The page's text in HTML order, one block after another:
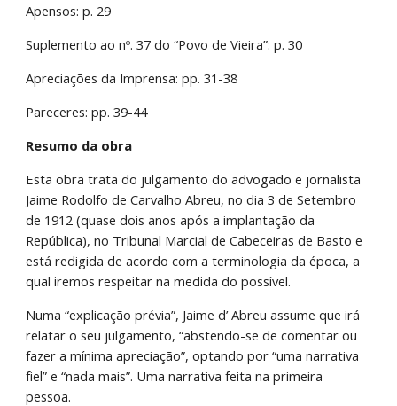
Apensos: p. 29
Suplemento ao nº. 37 do “Povo de Vieira”: p. 30
Apreciações da Imprensa: pp. 31-38
Pareceres: pp. 39-44
Resumo da obra
Esta obra trata do julgamento do advogado e jornalista
Jaime Rodolfo de Carvalho Abreu, no dia 3 de Setembro
de 1912 (quase dois anos após a implantação da
República), no Tribunal Marcial de Cabeceiras de Basto e
está redigida de acordo com a terminologia da época, a
qual iremos respeitar na medida do possível.
Numa “explicação prévia”, Jaime d’ Abreu assume que irá
relatar o seu julgamento, “abstendo-se de comentar ou
fazer a mínima apreciação”, optando por “uma narrativa
fiel” e “nada mais”. Uma narrativa feita na primeira
pessoa.